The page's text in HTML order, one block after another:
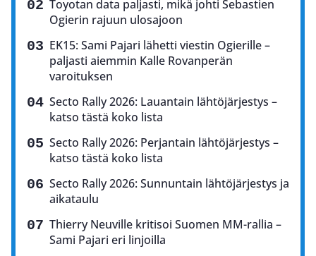
Toyotan data paljasti, mikä johti Sebastien
Ogierin rajuun ulosajoon
EK15: Sami Pajari lähetti viestin Ogierille –
paljasti aiemmin Kalle Rovanperän
varoituksen
Secto Rally 2026: Lauantain lähtöjärjestys –
katso tästä koko lista
Secto Rally 2026: Perjantain lähtöjärjestys –
katso tästä koko lista
Secto Rally 2026: Sunnuntain lähtöjärjestys ja
aikataulu
Thierry Neuville kritisoi Suomen MM-rallia –
Sami Pajari eri linjoilla